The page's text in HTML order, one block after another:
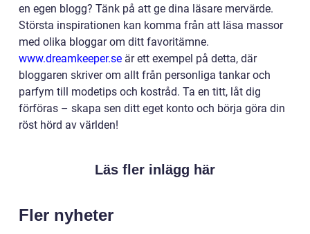
en egen blogg? Tänk på att ge dina läsare mervärde.
Största inspirationen kan komma från att läsa massor
med olika bloggar om ditt favoritämne.
www.dreamkeeper.se är ett exempel på detta, där
bloggaren skriver om allt från personliga tankar och
parfym till modetips och kostråd. Ta en titt, låt dig
förföras – skapa sen ditt eget konto och börja göra din
röst hörd av världen!
Läs fler inlägg här
Fler nyheter